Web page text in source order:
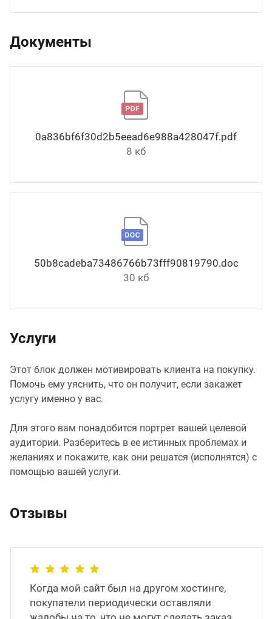
Документы
0a836bf6f30d2b5eead6e988a428047f.pdf
8 кб
50b8cadeba73486766b73fff90819790.docx
30 кб
Услуги
Этот блок должен мотивировать клиента на покупку.
Помочь ему уяснить, что он получит, если закажет
услугу именно у вас.
Для этого вам понадобится портрет вашей целевой
аудитории. Разберитесь в ее истинных проблемах и
желаниях и покажите, как они решатся (исполнятся) с
помощью вашей услуги.
Отзывы
Когда мой сайт был на другом хостинге,
покупатели периодически оставляли